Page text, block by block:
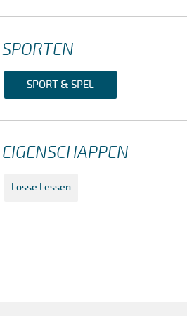
SPORTEN
SPORT & SPEL
EIGENSCHAPPEN
Losse Lessen